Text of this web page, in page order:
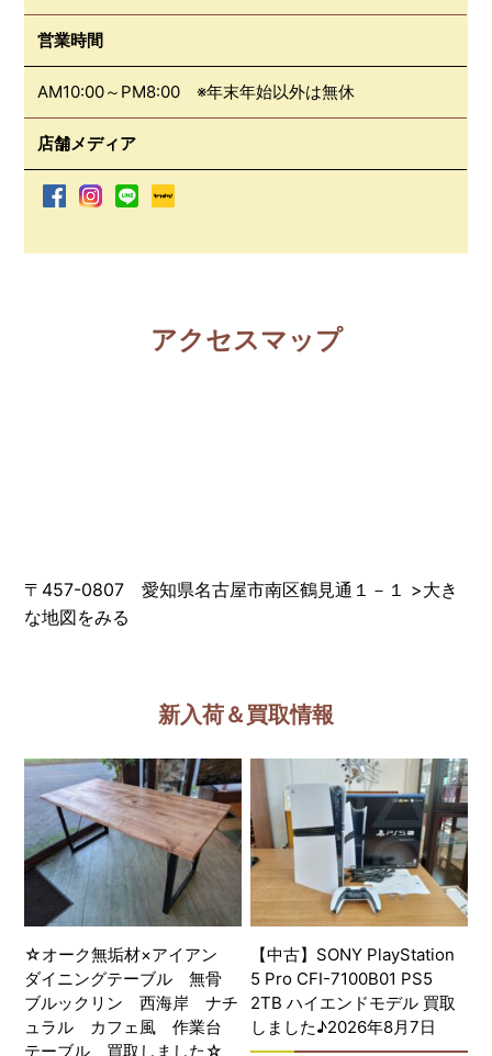
営業時間
AM10:00～PM8:00 ※年末年始以外は無休
店舗メディア
アクセスマップ
〒457-0807 愛知県名古屋市南区鶴見通１－１ >大き
な地図をみる
新入荷＆買取情報
☆オーク無垢材×アイアン
ダイニングテーブル 無骨
ブルックリン 西海岸 ナチ
ュラル カフェ風 作業台
テーブル 買取しました☆
【中古】SONY PlayStation
5 Pro CFI-7100B01 PS5
2TB ハイエンドモデル 買取
しました♪2026年8月7日